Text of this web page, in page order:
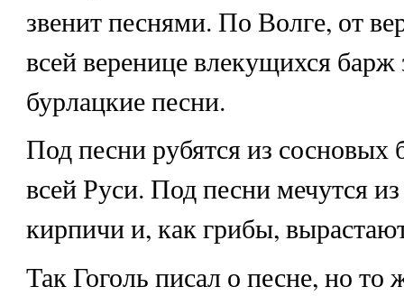
звенит песнями. По Волге, от
всей веренице влекущихся барж
бурлацкие песни.
Под песни рубятся из сосновых
всей Руси. Под песни мечутся
кирпичи и, как грибы,
Так Гоголь писал о песне, но то